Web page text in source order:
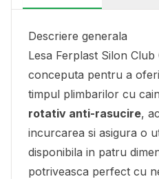
Descriere generala
Lesa Ferplast Silon
conceputa pentru a
timpul plimbarilor cu
rotativ anti-rasucire,
incurcarea si asigura o
disponibila in patru
potriveasca perfect cu